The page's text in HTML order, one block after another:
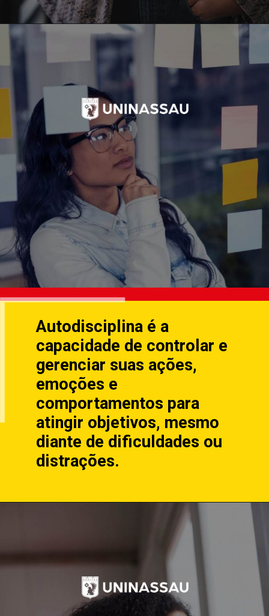
Autodisciplina é a
capacidade de controlar e
gerenciar suas ações,
emoções e
comportamentos para
atingir objetivos, mesmo
diante de dificuldades ou
distrações.